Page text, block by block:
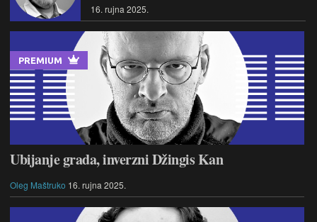
16. rujna 2025.
PREMIUM
Ubijanje grada, inverzni Džingis Kan
Oleg Maštruko 16. rujna 2025.